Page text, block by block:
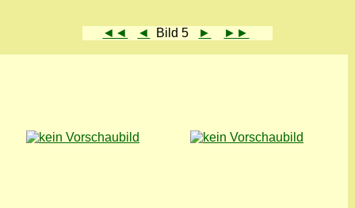
◄◄ ◄ Bild 5 ► ►►